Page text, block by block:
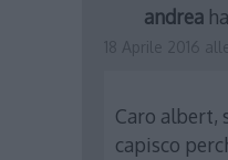
andrea
Caro albert,
capisco